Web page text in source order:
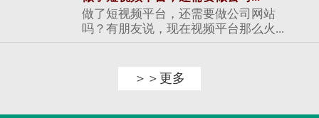
做了短视频平台，还需要做公司网站
吗？有朋友说，现在视频平台那么火...
＞＞更多